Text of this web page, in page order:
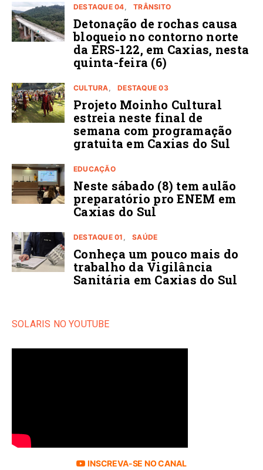
DESTAQUE 04 TRÂNSITO
Detonação de rochas causa
bloqueio no contorno norte
da ERS-122, em Caxias, nesta
quinta-feira (6)
CULTURA DESTAQUE 03
Projeto Moinho Cultural
estreia neste final de
semana com programação
gratuita em Caxias do Sul
EDUCAÇÃO
Neste sábado (8) tem aulão
preparatório pro ENEM em
Caxias do Sul
DESTAQUE 01 SAÚDE
Conheça um pouco mais do
trabalho da Vigilância
Sanitária em Caxias do Sul
SOLARIS NO YOUTUBE
INSCREVA-SE NO CANAL